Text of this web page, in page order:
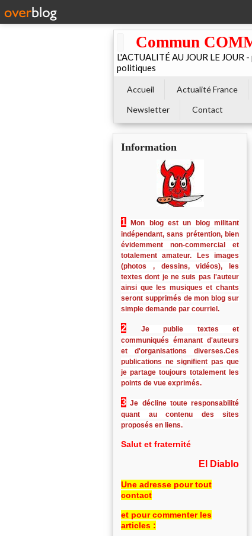
Commun
L'ACTUALITÉ AU JOUR LE
politiques
Accueil Actualité France
Newsletter
Contact
Information
1
Mon blog est un blog militant
indépendant, sans prétention, bien
évidemment non-commercial et
totalement amateur. Les images
(photos , dessins, vidéos), les
textes dont je ne suis pas l'auteur
ainsi que les musiques et chants
seront supprimés de mon blog sur
simple demande par courriel.
2
Je publie textes et
communiqués émanant d'auteurs
et d'organisations diverses.Ces
publications ne signifient pas que
je partage toujours totalement les
points de vue exprimés.
3 Je décline toute responsabilité
quant au contenu des sites
proposés en liens.
Salut et fraternité
El Diablo
Une adresse pour tout
contact
et pour commenter les
articles :